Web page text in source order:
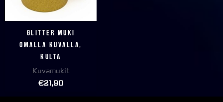
Glitter muki
omalla kuvalla,
KULTA
Kuvamukit
€21,90